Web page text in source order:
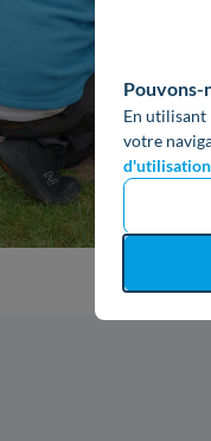
Pouvons-
En utilisant
votre